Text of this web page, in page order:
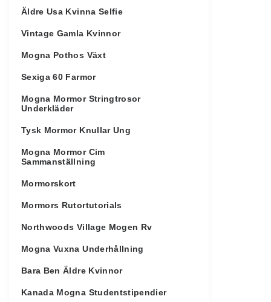
Äldre Usa Kvinna Selfie
Vintage Gamla Kvinnor
Mogna Pothos Växt
Sexiga 60 Farmor
Mogna Mormor Stringtrosor
Underkläder
Tysk Mormor Knullar Ung
Mogna Mormor Cim
Sammanställning
Mormorskort
Mormors Rutortutorials
Northwoods Village Mogen Rv
Mogna Vuxna Underhållning
Bara Ben Äldre Kvinnor
Kanada Mogna Studentstipendier